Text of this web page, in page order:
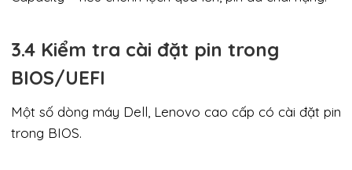
3.4 Kiểm tra cài đặt pin trong
BIOS/UEFI
Một số dòng máy Dell, Lenovo cao cấp có cài đặt pin
trong BIOS.